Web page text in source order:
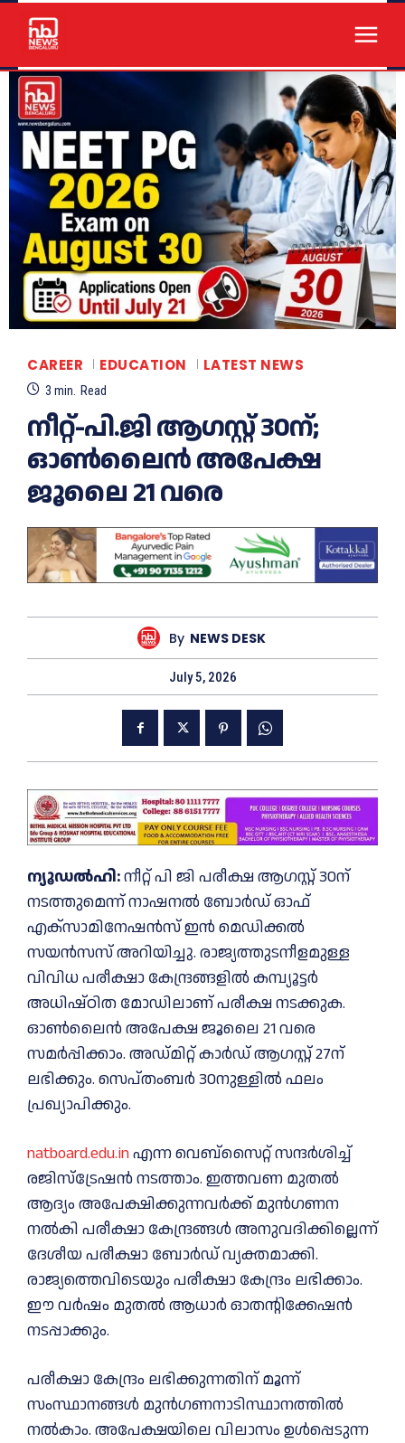
CAREER EDUCATION LATEST NEWS
3 min. Read
നീറ്റ്-പി.ജി ആഗസ്റ്റ് 30ന്;
ഓൺലൈൻ അപേക്ഷ
ജൂലൈ 21 വരെ
By NEWS DESK
July 5, 2026
ന്യൂഡല്‍ഹി:നീറ്റ് പി ജി പരീക്ഷ ആഗസ്റ്റ് 30ന്
നടത്തുമെന്ന് നാഷനൽ ബോർഡ് ഓഫ്
എക്‌സാമിനേഷൻസ് ഇൻ മെഡിക്കൽ
സയൻസസ് അറിയിച്ചു. രാജ്യത്തുടനീളമുള്ള
വിവിധ പരീക്ഷാ കേന്ദ്രങ്ങളിൽ കമ്പ്യൂട്ടർ
അധിഷ്ഠിത മോഡിലാണ് പരീക്ഷ നടക്കുക.
ഓൺലൈൻ അപേക്ഷ ജൂലൈ 21 വരെ
സമര്‍പ്പിക്കാം. അഡ്മിറ്റ് കാർഡ് ആഗസ്റ്റ് 27ന്
ലഭിക്കും. സെപ്തംബർ 30നുള്ളിൽ ഫലം
പ്രഖ്യാപിക്കും.
natboard.edu.inഎന്ന വെബ്‌സൈറ്റ് സന്ദർശിച്ച്
രജിസ്‌ട്രേഷൻ നടത്താം. ഇത്തവണ മുതൽ
ആദ്യം അപേക്ഷിക്കുന്നവർക്ക് മുൻഗണന
നൽകി പരീക്ഷാ കേന്ദ്രങ്ങൾ അനുവദിക്കില്ലെന്ന്
ദേശീയ പരീക്ഷാ ബോർഡ് വ്യക്തമാക്കി.
രാജ്യത്തെവിടെയും പരീക്ഷാ കേന്ദ്രം ലഭിക്കാം.
ഈ വർഷം മുതൽ ആധാർ ഓതന്റിക്കേഷൻ
നടപ്പാക്കും.
പരീക്ഷാ കേന്ദ്രം ലഭിക്കുന്നതിന് മൂന്ന്
സംസ്ഥാനങ്ങൾ മുൻഗണനാടിസ്ഥാനത്തിൽ
നൽകാം. അപേക്ഷയിലെ വിലാസം ഉൾപ്പെടുന്ന